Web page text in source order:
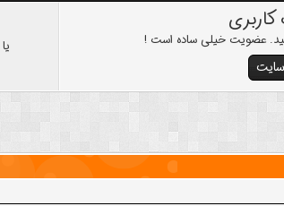
عضویت خیلی ساده است ! یا